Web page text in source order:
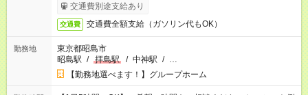
交通費別途支給あり
交通費 交通費全額支給（ガソリン代もOK）
勤務地
東京都昭島市
昭島駅 / 拝島駅 / 中神駅 / …
【勤務地選べます！】グループホーム